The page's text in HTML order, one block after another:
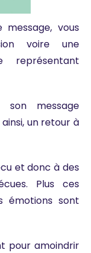
vous
voire une
représentant
son message
un retour à
et donc à des
Plus ces
émotions sont
pour amoindrir